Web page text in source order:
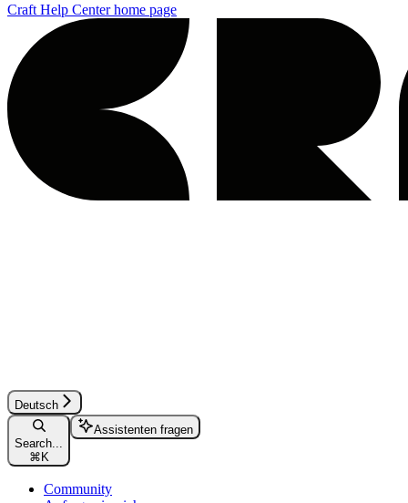
Craft Help Centerhome page
Deutsch
Search...
⌘K
Assistenten fragen
Community